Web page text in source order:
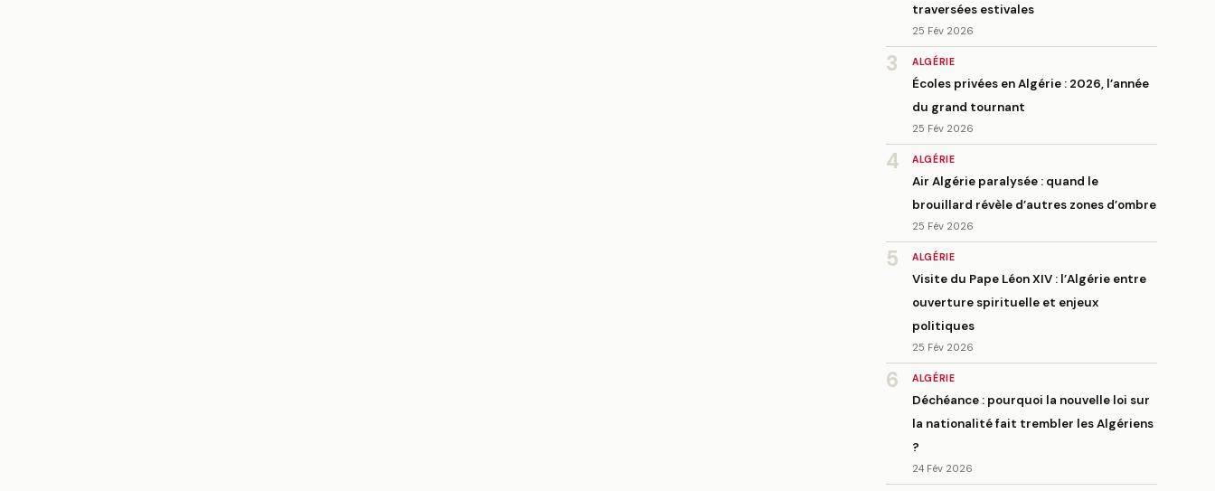
traversées estivales
25 Fév 2026
3 ALGÉRIE
Écoles privées en Algérie : 2026, l’année
du grand tournant
25 Fév 2026
4 ALGÉRIE
Air Algérie paralysée : quand le
brouillard révèle d’autres zones d’ombre
25 Fév 2026
5 ALGÉRIE
Visite du Pape Léon XIV : l’Algérie entre
ouverture spirituelle et enjeux
politiques
25 Fév 2026
6 ALGÉRIE
Déchéance : pourquoi la nouvelle loi sur
la nationalité fait trembler les Algériens
?
24 Fév 2026